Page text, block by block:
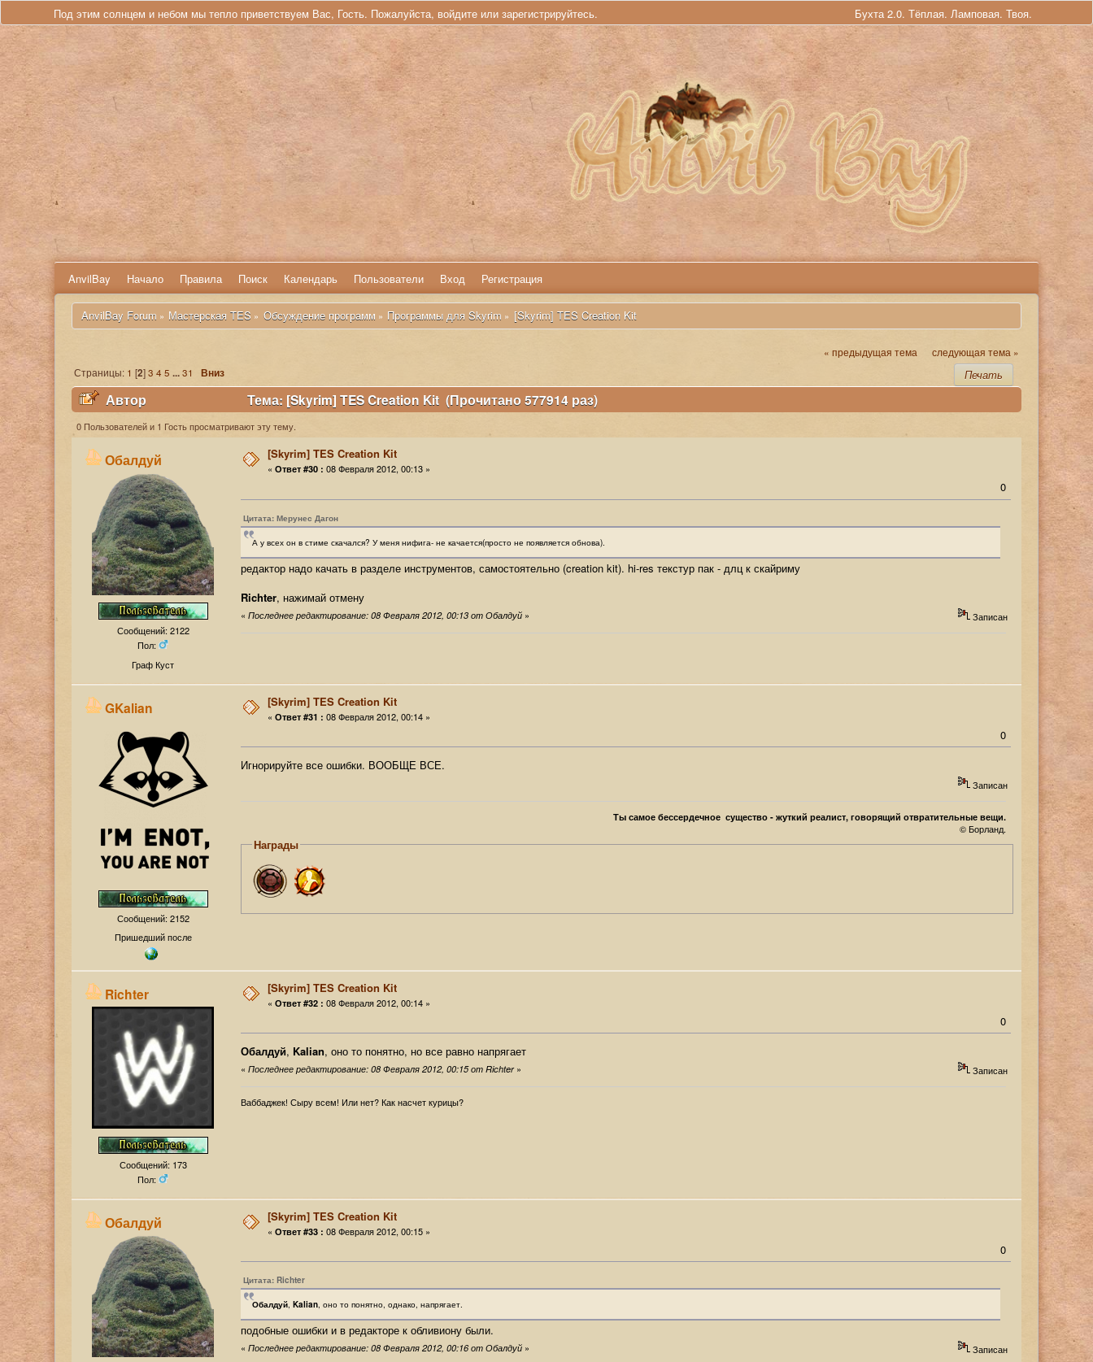
Под этим солнцем и небом мы тепло приветствуем Вас, Гость. Пожалуйста, войдите или зарегистрируйтесь. Бухта 2.0. Тёплая. Ламповая. Твоя.
AnvilBay Начало Правила Поиск Календарь Пользователи Вход Регистрация
AnvilBay Forum » Мастерская TES » Обсуждение программ » Программы для Skyrim » [Skyrim] TES Creation Kit
« предыдущая тема следующая тема »
Печать
Страницы: 1 [2]3 4 5 ...31 Вниз
Автор Тема: [Skyrim] TES Creation Kit (Прочитано 577914 раз)
0 Пользователей и 1 Гость просматривают эту тему.
Обалдуй
Сообщений: 2122
Пол:
Граф Куст
[Skyrim] TES Creation Kit
« Ответ #30 : 08 Февраля 2012, 00:13 »
0
Цитата: Мерунес Дагон
А у всех он в стиме скачался? У меня нифига- не качается(просто не появляется обнова).
редактор надо качать в разделе инструментов, самостоятельно (creation kit). hi-res текстур пак - длц к скайриму
Richter, нажимай отмену
«Последнее редактирование: 08 Февраля 2012, 00:13 от Обалдуй » Записан
GKalian
Сообщений: 2152
Пришедший после
[Skyrim] TES Creation Kit
« Ответ #31 : 08 Февраля 2012, 00:14 »
0
Игнорируйте все ошибки. ВООБЩЕ ВСЕ.
Записан
Ты самое бессердечное существо - жуткий реалист, говорящий отвратительные вещи.
© Борланд.
Награды
Richter
Сообщений: 173
Пол:
[Skyrim] TES Creation Kit
« Ответ #32 : 08 Февраля 2012, 00:14 »
0
Обалдуй, Kalian, оно то понятно, но все равно напрягает
«Последнее редактирование: 08 Февраля 2012, 00:15 от Richter» Записан
Ваббаджек! Сыру всем! Или нет? Как насчет курицы?
Обалдуй [Skyrim] TES Creation Kit
« Ответ #33 : 08 Февраля 2012, 00:15 »
0
Цитата: Richter
Обалдуй,Kalian, оно то понятно, однако, напрягает.
подобные ошибки и в редакторе к обливиону были.
«Последнее редактирование: 08 Февраля 2012, 00:16 от Обалдуй » Записан